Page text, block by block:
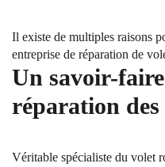
Il existe de multiples raisons
entreprise de réparation de
Un savoir-
réparation
Véritable spécialiste du volet